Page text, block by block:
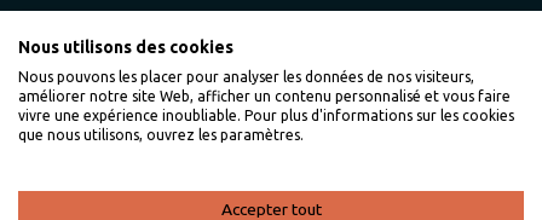
L'expertise VillaVEO
Nous utilisons des cookies
Nous pouvons les placer pour analyser les données de nos visiteurs,
améliorer notre site Web, afficher un contenu personnalisé et vous faire
vivre une expérience inoubliable. Pour plus d'informations sur les cookies
que nous utilisons, ouvrez les paramètres.
Accepter tout